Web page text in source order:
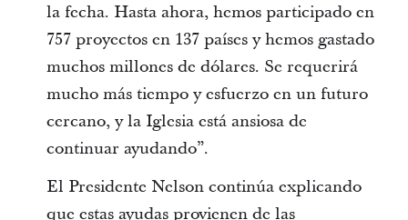
la fecha. Hasta ahora, hemos participado en
757 proyectos en 137 países y hemos gastado
muchos millones de dólares. Se requerirá
mucho más tiempo y esfuerzo en un futuro
cercano, y la Iglesia está ansiosa de
continuar ayudando”.
El Presidente Nelson continúa explicando
que estas ayudas provienen de las